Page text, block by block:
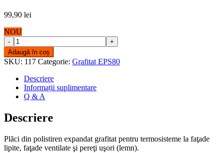
99,90 lei
NOU
Polistiren
grafitat
Austrotherm
EPS80
PLUS
15CM
quantity
Adaugă în coș
SKU: 117 Categorie: Grafitat EPS80
Descriere
Informații suplimentare
Q & A
Descriere
Plăci din polistiren expandat grafitat pentru termosisteme la faţade
lipite, faţade ventilate şi pereţi uşori (lemn).